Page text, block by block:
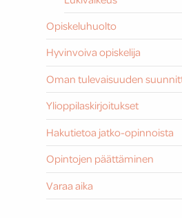
Opiskeluhuolto
Hyvinvoiva opiskelija
Oman tulevaisuuden
Ylioppilaskirjoitukset
Hakutietoa jatko-opinnoista
Opintojen päättäminen
Varaa aika